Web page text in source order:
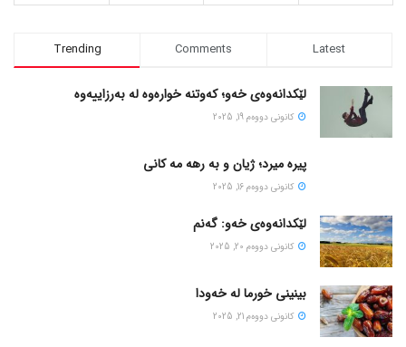
Trending Comments Latest
لێکدانەوەی خەو؛ کەوتنە خوارەوە لە بەرزاییەوە
كانونی دووه‌م 19, 2025
پیره میرد؛ ژیان و به رهه مه کانی
كانونی دووه‌م 16, 2025
لێکدانەوەی خەو: گەنم
كانونی دووه‌م 20, 2025
بینینی خورما لە خەودا
كانونی دووه‌م 21, 2025